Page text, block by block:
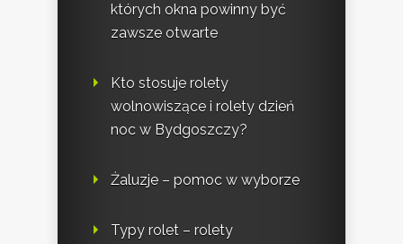
których okna powinny być
zawsze otwarte
Kto stosuje rolety
wolnowiszące i rolety dzień
noc w Bydgoszczy?
Żaluzje – pomoc w wyborze
Typy rolet – rolety